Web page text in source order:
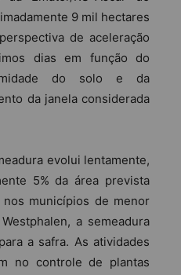
9 mil hectares
de aceleração
dias em função do
do solo e da
da janela considerada
evolui lentamente,
5% da área prevista
municípios de menor
a semeadura
a safra. As atividades
no controle de plantas